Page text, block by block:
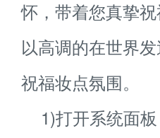
怀，带着您真挚
以高调的在世界
祝福妆点氛围。
1)打开系统面板